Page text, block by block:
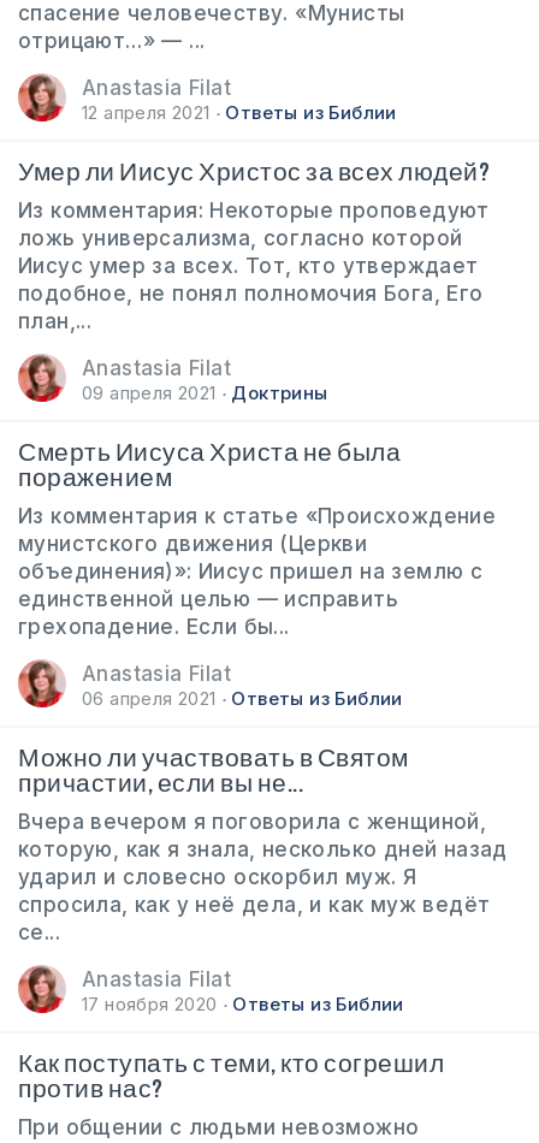
спасение человечеству. «Мунисты
отрицают…»‎ — ...
Anastasia Filat
12 апреля 2021 Ответы из Библии
Умер ли Иисус Христос за всех людей?
Из комментария: Некоторые проповедуют
ложь универсализма, согласно которой
Иисус умер за всех. Тот, кто утверждает
подобное, не понял полномочия Бога, Его
план,...
Anastasia Filat
09 апреля 2021 Доктрины
Смерть Иисуса Христа не была
поражением
Из комментария к статье «Происхождение
мунистского движения (Церкви
объединения)»‎: Иисус пришел на землю с
единственной целью — исправить
грехопадение. Если бы...
Anastasia Filat
06 апреля 2021 Ответы из Библии
Можно ли участвовать в Святом
причастии, если вы не...
Вчера вечером я поговорила с женщиной,
которую, как я знала, несколько дней назад
ударил и словесно оскорбил муж. Я
спросила, как у неё дела, и как муж ведёт
се...
Anastasia Filat
17 ноября 2020 Ответы из Библии
Как поступать с теми, кто согрешил
против нас?
При общении с людьми невозможно